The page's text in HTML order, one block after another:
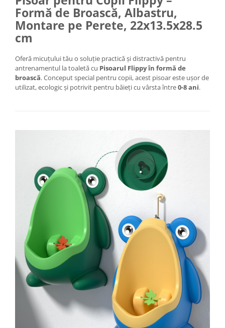
Tractoraș de tuns gazonul
Zootehnie
Incubatoare, oparitoare si
deplumatoare
Echipamente pentru animale
Aparate de tuns animale
Piese si accesorii aparate de tuns
animale
Masini batut stalpi si accesorii
Casute gradina si cutii depozitare
Mobilier gradina
Corturi, Prelate si plase de
umbrire
Lopeti zapada
Zdrobitoare si teascuri
Teascuri
Zdrobitoare electrice
Zdrobitoare electrice & manuale
Zdrobitoare manuale
Masini de cusut si accesorii
Articole antidaunatori gradina
Formă de Broască, Albastru,
Montare pe Perete, 22x13.5x28.5
cm
Oferă micuțului tău o soluție practică și distractivă pentru
antrenamentul la toaletă cu Pisoarul Flippy în formă de
broască. Conceput special pentru copii, acest pisoar este ușor de
utilizat, ecologic și potrivit pentru băieți cu vârsta între0-8 ani.